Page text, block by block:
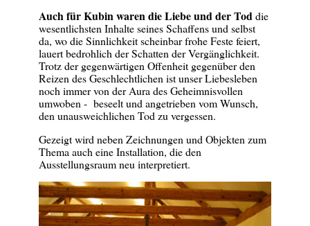
Auch für Kubin waren die Liebe und der Toddie
wesentlichsten Inhalte seines Schaffens und selbst
da, wo die Sinnlichkeit scheinbar frohe Feste feiert,
lauert bedrohlich der Schatten der Vergänglichkeit.
Trotz der gegenwärtigen Offenheit gegenüber den
Reizen des Geschlechtlichen ist unser Liebesleben
noch immer von der Aura des Geheimnisvollen
umwoben - beseelt und angetrieben vom Wunsch,
den unausweichlichen Tod zu vergessen.
Gezeigt wird neben Zeichnungen und Objekten zum
Thema auch eine Installation, die den
Ausstellungsraum neu interpretiert.